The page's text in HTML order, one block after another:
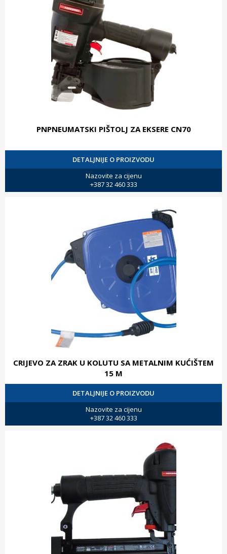
PNPNEUMATSKI PIŠTOLJ ZA EKSERE CN70
DETALJNIJE O PROIZVODU
Nazovite za cijenu
+387 32 460 333
CRIJEVO ZA ZRAK U KOLUTU SA METALNIM KUĆIŠTEM
15 M
DETALJNIJE O PROIZVODU
Nazovite za cijenu
+387 32 460 333